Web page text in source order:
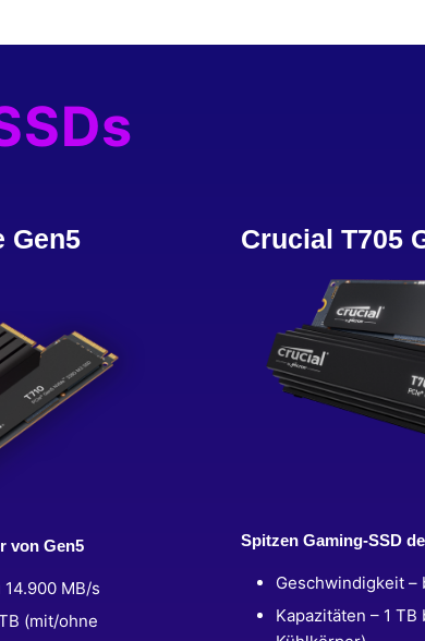
Gen5
von Gen5
MB/s
(mit/ohne
Crucial T705
Spitzen Gaming-SSD
Geschwindigkeit –
Kapazitäten – 1